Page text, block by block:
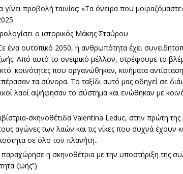
γίνει προβολή ταινίας: «Τα όνειρα που
ο ιστορικός Μάκης Σταύρου
ένα ουτοπικό 2050, η ανθρωπότητα έχει
Από αυτό το ονειρικό μέλλον, στρέφουμε το
κοινότητες που οργανώθηκαν, κινήματα
τα σύνορα. Το ταξίδι αυτό μας οδηγεί σε
λαοί αψήφησαν το σύστημα και ενώθηκαν με
σκηνοθέτιδα Valentina Leduc, στην πρώτη
αγώνες των λαών και τις νίκες που συχνά έχουν
σε όλο τον πλανήτη..
η σκηνοθέτρια με την υποστήριξη της
ζωής”)